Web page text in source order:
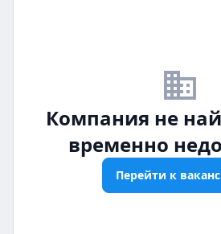
Компания не
временно
Перейти к